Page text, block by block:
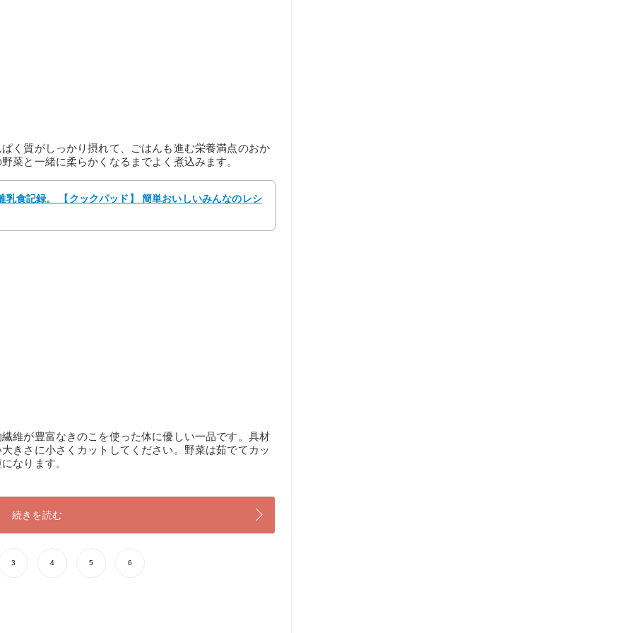
く質がしっかり摂れて、ごはんも進む栄養満点のおか
菜と一緒に柔らかくなるまでよく煮込みます。
食記録。 【クックパッド】 簡単おいしいみんなのレシ
維が豊富なきのこを使った体に優しい一品です。具材
きさに小さくカットしてください。野菜は茹でてカッ
なります。
続きを読む
3 4 5 6